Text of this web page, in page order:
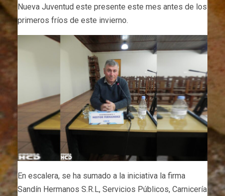
Nueva Juventud este presente este mes antes de los
primeros fríos de este invierno.
En escalera, se ha sumado a la iniciativa la firma
Sandín Hermanos S.R.L, Servicios Públicos, Carnicería